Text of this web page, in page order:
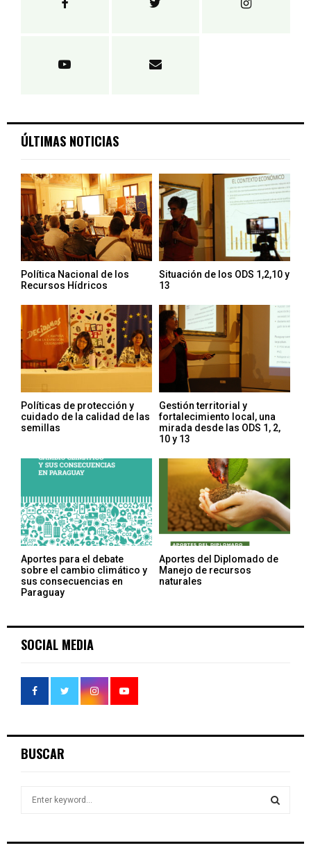
ÚLTIMAS NOTICIAS
Política Nacional de los
Recursos Hídricos
Situación de los ODS 1,2,10 y
13
Políticas de protección y
cuidado de la calidad de las
semillas
Gestión territorial y
fortalecimiento local, una
mirada desde las ODS 1, 2,
10 y 13
Aportes para el debate
sobre el cambio climático y
sus consecuencias en
Paraguay
Aportes del Diplomado de
Manejo de recursos
naturales
SOCIAL MEDIA
BUSCAR